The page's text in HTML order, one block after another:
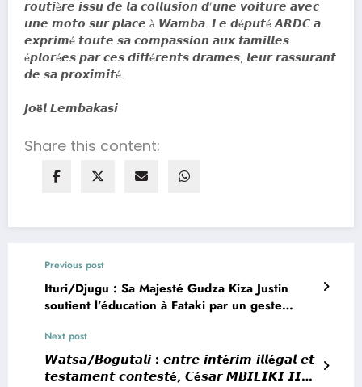
𝙧𝙤𝙪𝙩𝙞è𝙧𝙚 𝙞𝙨𝙨𝙪 𝙙𝙚 𝙡𝙖 𝙘𝙤𝙡𝙡𝙪𝙨𝙞𝙤𝙣 𝙙’𝙪𝙣𝙚 𝙫𝙤𝙞𝙩𝙪𝙧𝙚 𝙖𝙫𝙚𝙘
𝙪𝙣𝙚 𝙢𝙤𝙩𝙤 𝙨𝙪𝙧 𝙥𝙡𝙖𝙘𝙚 à 𝙒𝙖𝙢𝙗𝙖. 𝙇𝙚 𝙙é𝙥𝙪𝙩é 𝘼𝙍𝘿𝘾 𝙖
𝙚𝙭𝙥𝙧𝙞𝙢é 𝙩𝙤𝙪𝙩𝙚 𝙨𝙖 𝙘𝙤𝙢𝙥𝙖𝙨𝙨𝙞𝙤𝙣 𝙖𝙪𝙭 𝙛𝙖𝙢𝙞𝙡𝙡𝙚𝙨
é𝙥𝙡𝙤𝙧é𝙚𝙨 𝙥𝙖𝙧 𝙘𝙚𝙨 𝙙𝙞𝙛𝙛é𝙧𝙚𝙣𝙩𝙨 𝙙𝙧𝙖𝙢𝙚𝙨, 𝙡𝙚𝙪𝙧 𝙧𝙖𝙨𝙨𝙪𝙧𝙖𝙣𝙩
𝙙𝙚 𝙨𝙖 𝙥𝙧𝙤𝙭𝙞𝙢𝙞𝙩é.
𝙅𝙤ë𝙡 𝙇𝙚𝙢𝙗𝙖𝙠𝙖𝙨𝙞
Share this content:
Previous post
Ituri/Djugu : Sa Majesté Gudza Kiza Justin
soutient l’éducation à Fataki par un geste
Next post
𝙒𝙖𝙩𝙨𝙖/𝘽𝙤𝙜𝙪𝙩𝙖𝙡𝙞 : 𝙚𝙣𝙩𝙧𝙚 𝙞𝙣𝙩é𝙧𝙞𝙢 𝙞𝙡𝙡é𝙜𝙖𝙡 𝙚𝙩
𝙩𝙚𝙨𝙩𝙖𝙢𝙚𝙣𝙩 𝙘𝙤𝙣𝙩𝙚𝙨𝙩é, 𝘾é𝙨𝙖𝙧 𝙈𝘽𝙄𝙇𝙄𝙆𝙄 𝙄𝙄𝙄